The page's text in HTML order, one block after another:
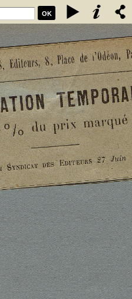
OK
et vulgarisation générale / par
1939). Auteur